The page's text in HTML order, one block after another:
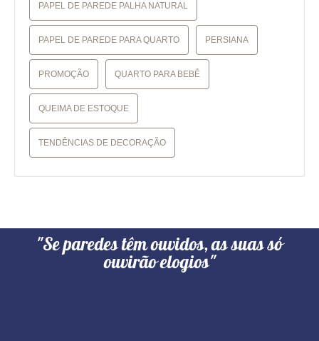
PAPEL DE PAREDE PALHA NATURAL
PAPEL DE PAREDE PARA QUARTO PERSIANA
PROMOÇÃO QUARTO PARA BEBÊ
QUEIMA DE ESTOQUE
TENDÊNCIAS DE DECORAÇÃO
"Se paredes têm ouvidos, as suas só
ouvirão elogios"